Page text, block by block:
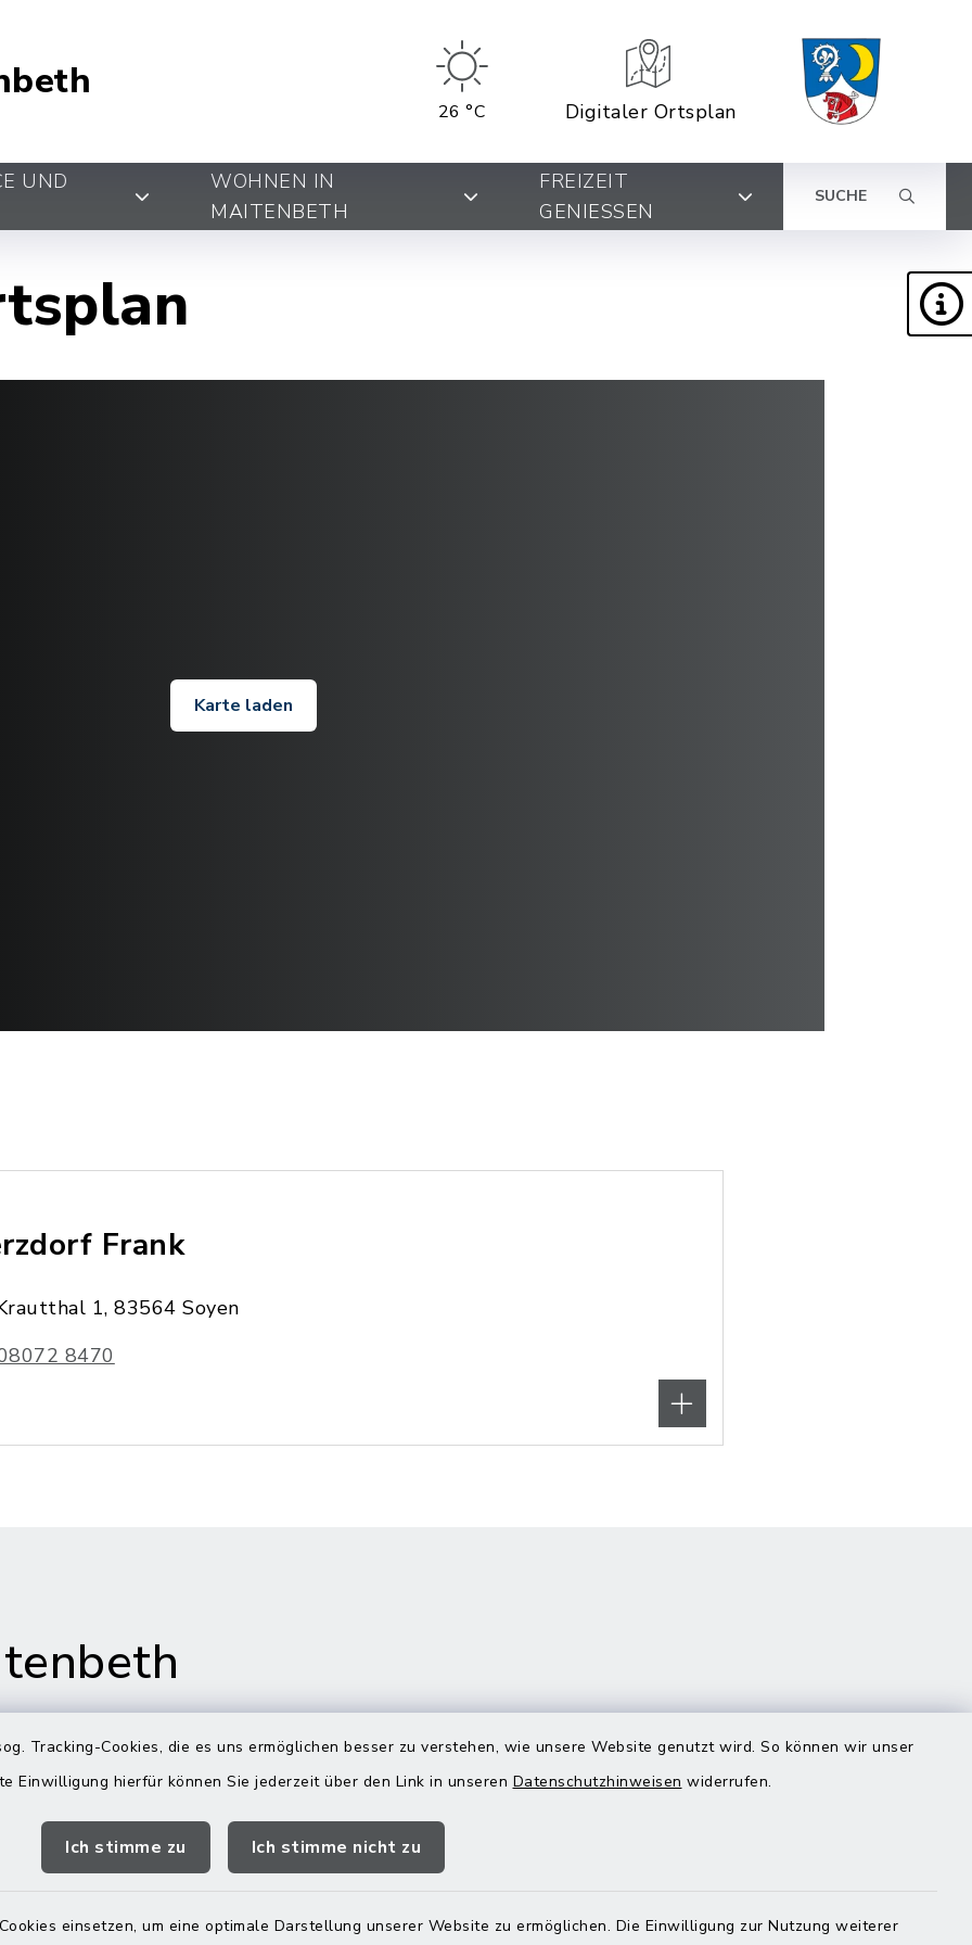
Tracking-Cookies, die es uns ermöglichen besser zu verstehen, wie unsere Website genutzt wird. So können wir unser
Einwilligung hierfür können Sie jederzeit über den Link in unseren Datenschutzhinweisen widerrufen.
Ich stimme zu Ich stimme nicht zu
einsetzen, um eine optimale Darstellung unserer Website zu ermöglichen. Die Einwilligung zur Nutzung weiterer
26 °C Digitaler Ortsplan
UND
WOHNEN IN
MAITENBETH
FREIZEIT
GENIESSEN
SUCHE
Karte laden
Frank
1, 83564 Soyen
8470
Rechtmehring
83562 Rechtmehring